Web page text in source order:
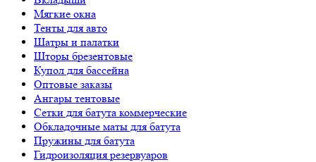
Тенты для авто
Купол для бассейна
Оптовые заказы
Ангары тентовые
Сетки для батута коммерческие
Обкладочные маты для батута
Пружины для батута
Гидроизоляция резервуаров